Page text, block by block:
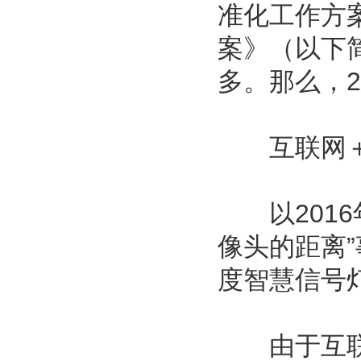
准化工作方
案》（以下
多。那么，
互联网
以2016年
像头的距离
度智慧信号
由于互联